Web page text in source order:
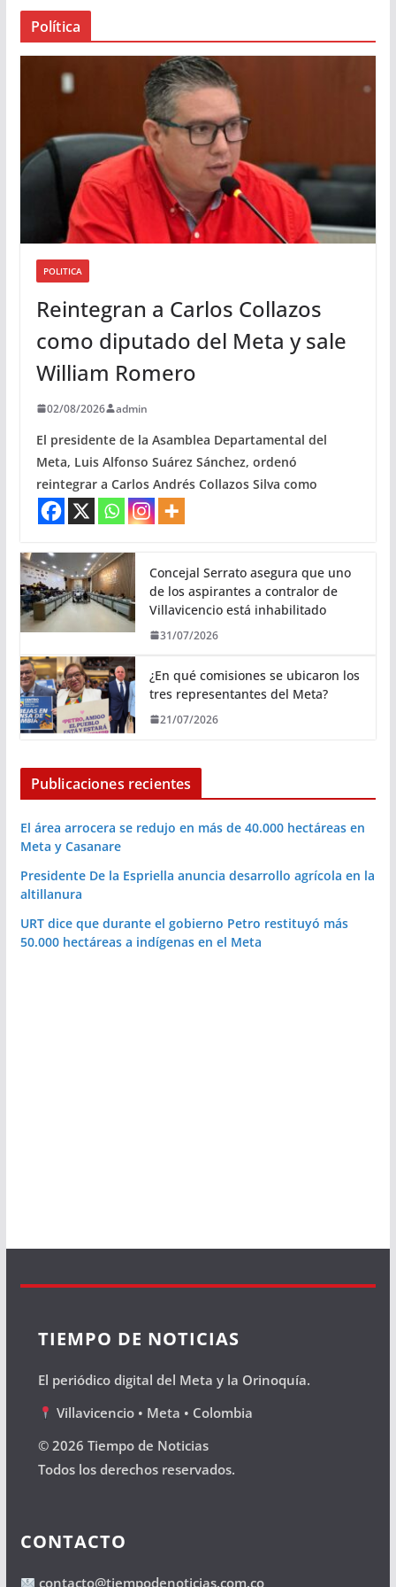
Política
POLITICA
Reintegran a Carlos Collazos
como diputado del Meta y sale
William Romero
02/08/2026 admin
El presidente de la Asamblea Departamental del
Meta, Luis Alfonso Suárez Sánchez, ordenó
reintegrar a Carlos Andrés Collazos Silva como
Concejal Serrato asegura que uno
de los aspirantes a contralor de
Villavicencio está inhabilitado
31/07/2026
¿En qué comisiones se ubicaron los
tres representantes del Meta?
21/07/2026
Publicaciones recientes
El área arrocera se redujo en más de 40.000 hectáreas en
Meta y Casanare
Presidente De la Espriella anuncia desarrollo agrícola en la
altillanura
URT dice que durante el gobierno Petro restituyó más
50.000 hectáreas a indígenas en el Meta
TIEMPO DE NOTICIAS
El periódico digital del Meta y la Orinoquía.
Villavicencio • Meta • Colombia
© 2026 Tiempo de Noticias
Todos los derechos reservados.
CONTACTO
contacto@tiempodenoticias.com.co